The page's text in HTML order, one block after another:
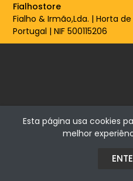
Fialhostore
Fialho & Irmão,Lda. | Horta
Portugal | NIF 500115206
Esta página usa cookies
melhor